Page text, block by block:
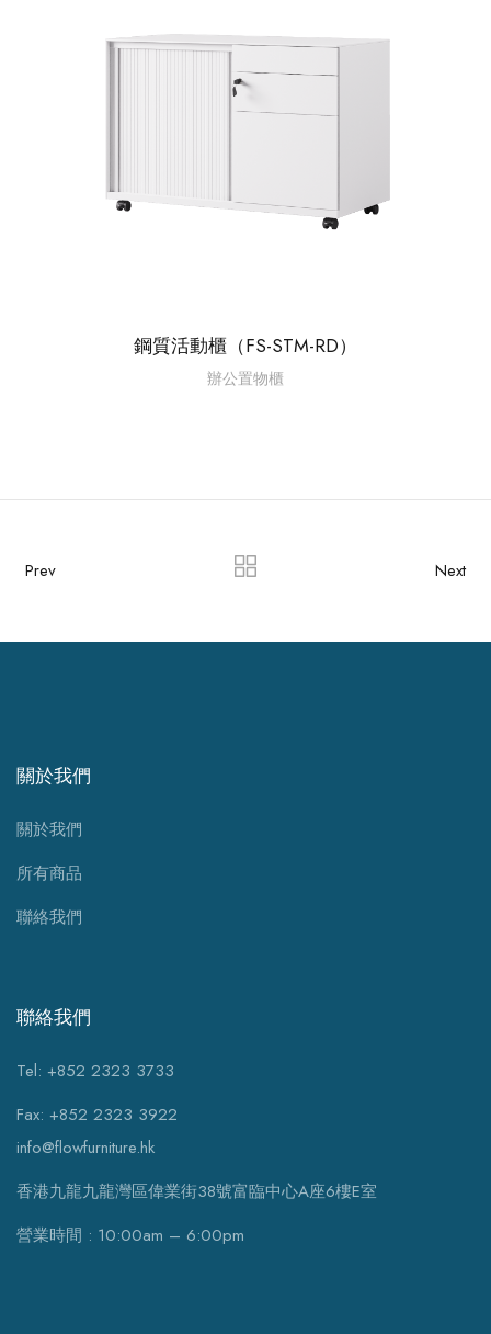
鋼質活動櫃（FS-STM-RD）
辦公置物櫃
Prev Next
關於我們
關於我們
所有商品
聯絡我們
聯絡我們
Tel: +852 2323 3733
Fax: +852 2323 3922
info@flowfurniture.hk
香港九龍九龍灣區偉業街38號富臨中心A座6樓E室
營業時間 : 10:00am – 6:00pm